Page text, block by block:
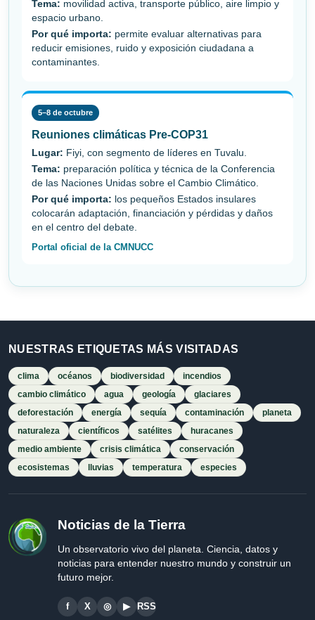
Tema: movilidad activa, transporte público, aire limpio y
espacio urbano.
Por qué importa: permite evaluar alternativas para
reducir emisiones, ruido y exposición ciudadana a
contaminantes.
5–8 de octubre
Reuniones climáticas Pre-COP31
Lugar: Fiyi, con segmento de líderes en Tuvalu.
Tema: preparación política y técnica de la Conferencia
de las Naciones Unidas sobre el Cambio Climático.
Por qué importa: los pequeños Estados insulares
colocarán adaptación, financiación y pérdidas y daños
en el centro del debate.
Portal oficial de la CMNUCC
NUESTRAS ETIQUETAS MÁS VISITADAS
clima océanos biodiversidad
incendios
cambio climático
agua geología
glaciares
deforestación
energía sequía contaminación
planeta
naturaleza
científicos satélites
huracanes
medio ambiente
crisis climática
conservación
ecosistemas
lluvias temperatura especies
Noticias de la Tierra
Un observatorio vivo del planeta. Ciencia, datos y
noticias para entender nuestro mundo y construir un
futuro mejor.
f X ◎ ▶ RSS